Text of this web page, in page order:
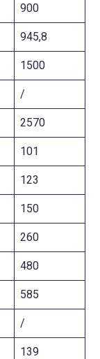
900
945,8
1500
/
2570
101
123
150
260
480
585
/
139